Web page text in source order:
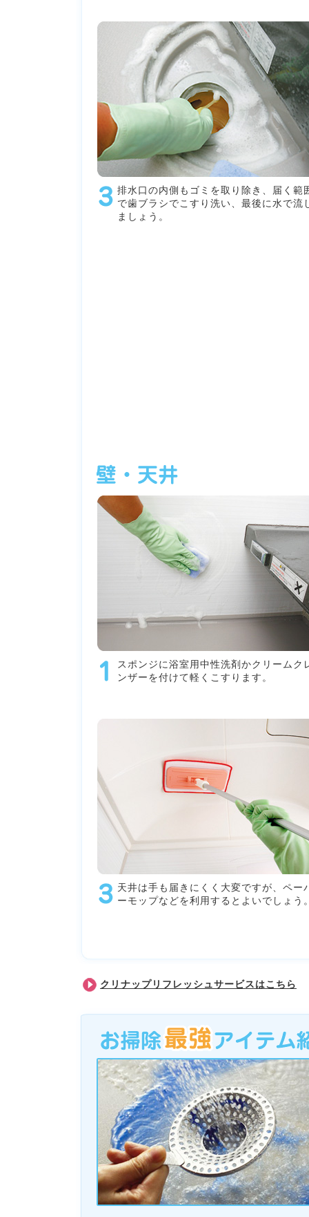
排水口の内側もゴミを取り除き、届く範
で歯ブラシでこすり洗い、最後に水で流
ましょう。
スポンジに浴室用中性洗剤かクリームク
ンザーを付けて軽くこすります。
天井は手も届きにくく大変ですが、ペー
ーモップなどを利用するとよいでしょう
クリナップリフレッシュサービスはこちら